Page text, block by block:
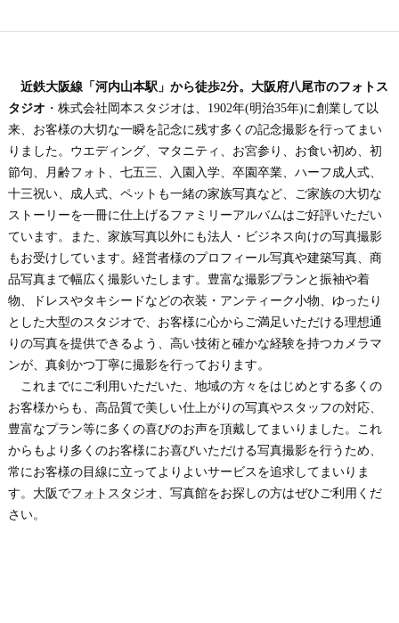
近鉄大阪線「河内山本駅」から徒歩2分。大阪府八尾市のフォトス
タジオ ・株式会社岡本スタジオは、1902年(明治35年)に創業して以
来、お客様の大切な一瞬を記念に残す多くの記念撮影を行ってまい
りました。ウエディング、マタニティ、お宮参り、お食い初め、初
節句、月齢フォト、七五三、入園入学、卒園卒業、ハーフ成人式、
十三祝い、成人式、ペットも一緒の家族写真など、ご家族の大切な
ストーリーを一冊に仕上げるファミリーアルバムはご好評いただい
ています。また、家族写真以外にも法人・ビジネス向けの写真撮影
もお受けしています。経営者様のプロフィール写真や建築写真、商
品写真まで幅広く撮影いたします。豊富な撮影プランと振袖や着
物、ドレスやタキシードなどの衣装・アンティーク小物、ゆったり
とした大型のスタジオで、お客様に心からご満足いただける理想通
りの写真を提供できるよう、高い技術と確かな経験を持つカメラマ
ンが、真剣かつ丁寧に撮影を行っております。
これまでにご利用いただいた、地域の方々をはじめとする多くの
お客様からも、高品質で美しい仕上がりの写真やスタッフの対応、
豊富なプラン等に多くの喜びのお声を頂戴してまいりました。これ
からもより多くのお客様にお喜びいただける写真撮影を行うため、
常にお客様の目線に立ってよりよいサービスを追求してまいりま
す。 大阪 でフォトスタジオ 、写真館をお探しの方はぜひご利用くだ
さい。